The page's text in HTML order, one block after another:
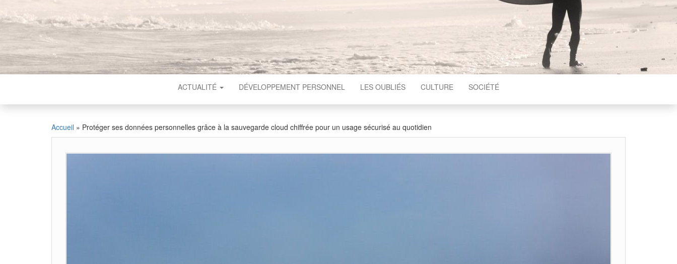
ACTUALITÉ DÉVELOPPEMENT PERSONNEL LES OUBLIÉS CULTURE SOCIÉTÉ
Accueil » Protéger ses données personnelles grâce à la sauvegarde cloud chiffrée pour un usage sécurisé au quotidien